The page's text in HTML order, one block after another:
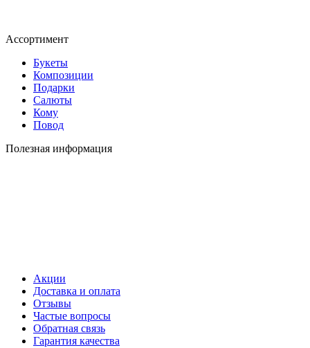
Ассортимент
Букеты
Композиции
Подарки
Салюты
Кому
Повод
Полезная информация
Акции
Доставка и оплата
Отзывы
Частые вопросы
Обратная связь
Гарантия качества